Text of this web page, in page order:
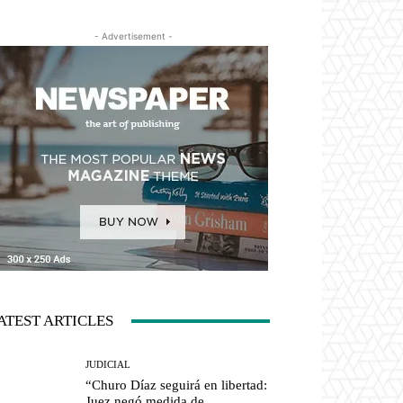
- Advertisement -
ARTICLES
JUDICIAL
“Churo Díaz seguirá en libertad: